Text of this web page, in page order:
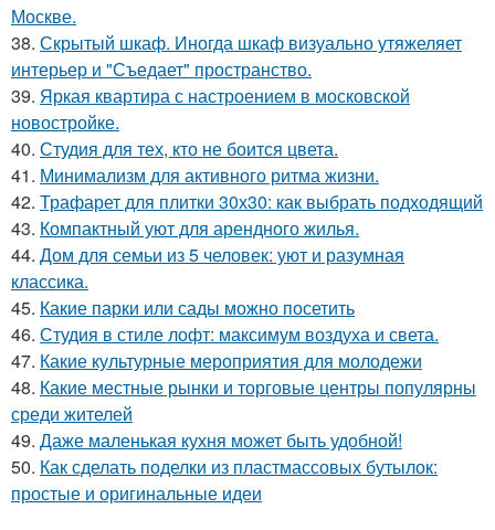
Москве.
38. Скрытый шкаф. Иногда шкаф визуально утяжеляет
интерьер и "Съедает" пространство.
39. Яркая квартира с настроением в московской
новостройке.
40. Студия для тех, кто не боится цвета.
41. Минимализм для активного ритма жизни.
42. Трафарет для плитки 30х30: как выбрать подходящий
43. Компактный уют для арендного жилья.
44. Дом для семьи из 5 человек: уют и разумная
классика.
45. Какие парки или сады можно посетить
46. Студия в стиле лофт: максимум воздуха и света.
47. Какие культурные мероприятия для молодежи
48. Какие местные рынки и торговые центры популярны
среди жителей
49. Даже маленькая кухня может быть удобной!
50. Как сделать поделки из пластмассовых бутылок:
простые и оригинальные идеи